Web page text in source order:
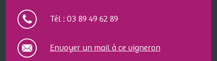
Tél : 03 89 49 62 89
Envoyer un mail à ce vigneron